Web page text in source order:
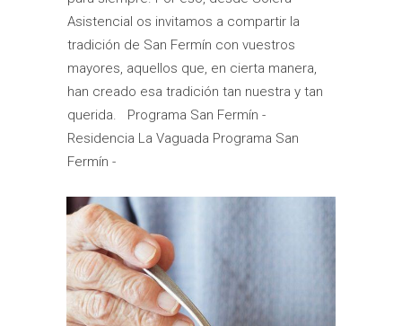
Asistencial os invitamos a compartir la
tradición de San Fermín con vuestros
mayores, aquellos que, en cierta manera,
han creado esa tradición tan nuestra y tan
querida. Programa San Fermín -
Residencia La Vaguada Programa San
Fermín -